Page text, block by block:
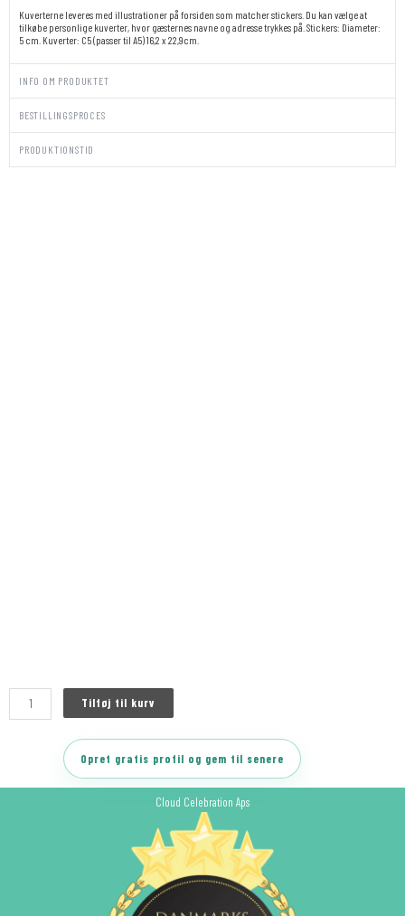
Kuverterne leveres med illustrationer på forsiden som matcher stickers. Du kan vælge at
tilkøbe personlige kuverter, hvor gæsternes navne og adresse trykkes på. Stickers: Diameter:
5 cm. Kuverter: C5 (passer til A5) 16,2 x 22,9cm.
INFO OM PRODUKTET
BESTILLINGSPROCES
PRODUKTIONSTID
Tilføj til kurv
Opret gratis profil og gem til senere
Cloud Celebration Aps